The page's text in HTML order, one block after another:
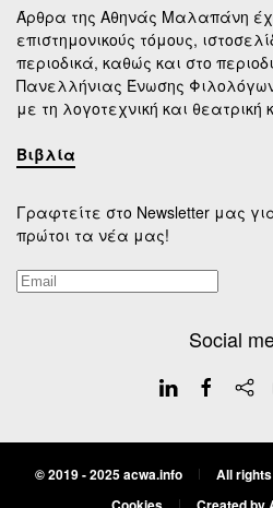
Άρθρα της Αθηνάς Μαλαπάνη
επιστημονικούς τόμους,
περιοδικά, καθώς και στο
Πανελλήνιας Ένωσης
με τη λογοτεχνική και θεατρική
Βιβλία
Γραφτείτε στο Newsletter μας
πρώτοι τα νέα μας!
Social
© 2019 - 2025 acwa.info All